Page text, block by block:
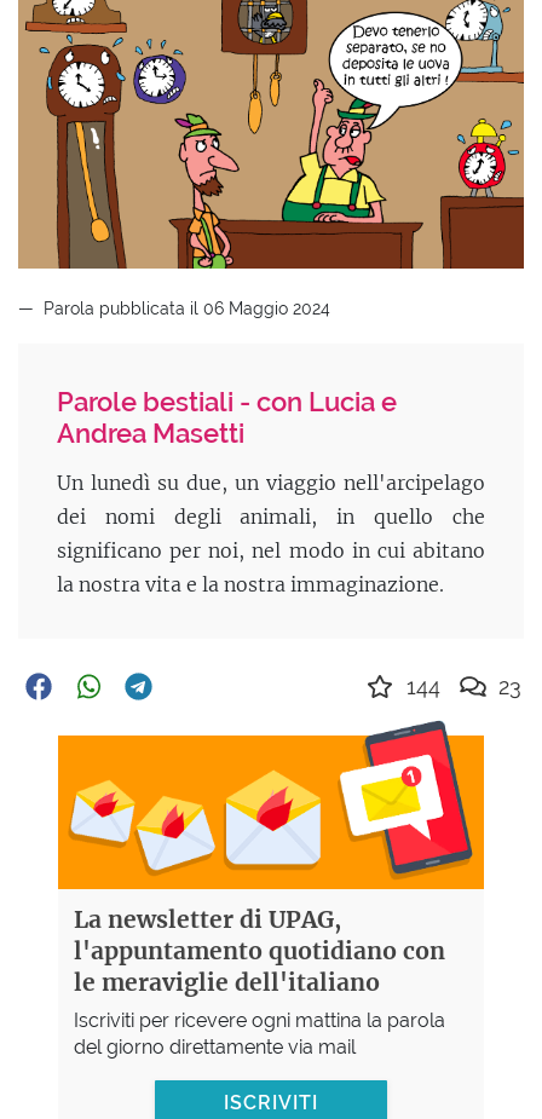
Parola pubblicata il 06 Maggio 2024
Parole bestiali - con Lucia e
Andrea Masetti
Un lunedì su due, un viaggio nell'arcipelago
dei nomi degli animali, in quello che
significano per noi, nel modo in cui abitano
la nostra vita e la nostra immaginazione.
144 23
La newsletter di UPAG,
l'appuntamento quotidiano con
le meraviglie dell'italiano
Iscriviti per ricevere ogni mattina la parola
del giorno direttamente via mail
ISCRIVITI